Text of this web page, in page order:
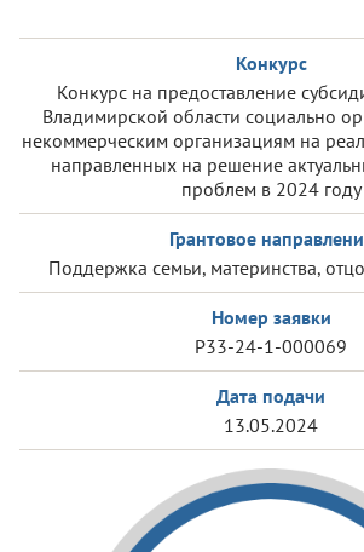
Конкурс
Конкурс на предоставление
Владимирской области социально
некоммерческим организациям на
направленных на решение
проблем в 2024 году
Грантовое
Поддержка семьи, материнства,
Номер заявки
Р33-24-1-000069
Дата подачи
13.05.2024